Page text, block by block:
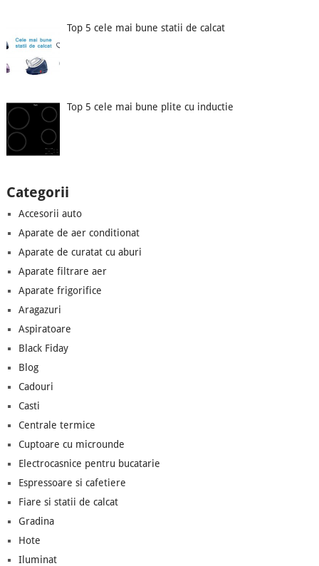
Top 5 cele mai bune statii de calcat
Top 5 cele mai bune plite cu inductie
Categorii
Accesorii auto
Aparate de aer conditionat
Aparate de curatat cu aburi
Aparate filtrare aer
Aparate frigorifice
Aragazuri
Aspiratoare
Black Fiday
Blog
Cadouri
Casti
Centrale termice
Cuptoare cu microunde
Electrocasnice pentru bucatarie
Espressoare si cafetiere
Fiare si statii de calcat
Gradina
Hote
Iluminat